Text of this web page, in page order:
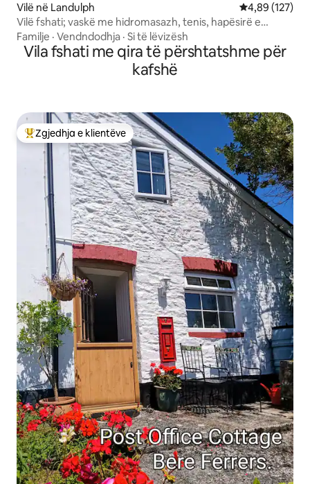
Vilë në Landulph Vlerësimi
4,89 (127)
Vilë fshati; vaskë me hidromasazh, tenis, hapësirë e
bollshme
Familje · Vendndodhja · Si të lëvizësh
Vila fshati me qira të përshtatshme për
kafshë
Më të mirat e zgjedhjeve të klientëve
Zgjedhja e klientëve